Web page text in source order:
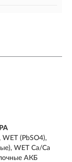
(PbSO4),
WET Сa/Ca
АКБ